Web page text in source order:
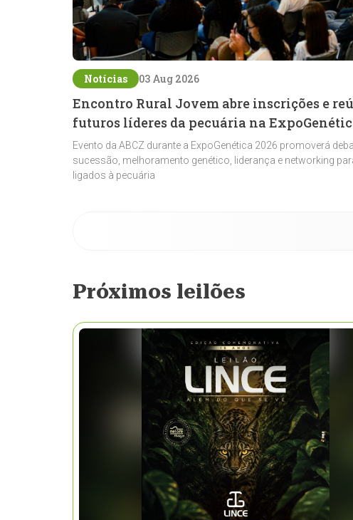
Notícias 03 Aug 2026
Encontro Rural Jovem abre inscrições e
futuros líderes da pecuária na
Evento da ABCZ durante a ExpoGenética 2026 promoverá
sucessão, melhoramento genético, liderança e networking
ligados à pecuária
Próximos leilões